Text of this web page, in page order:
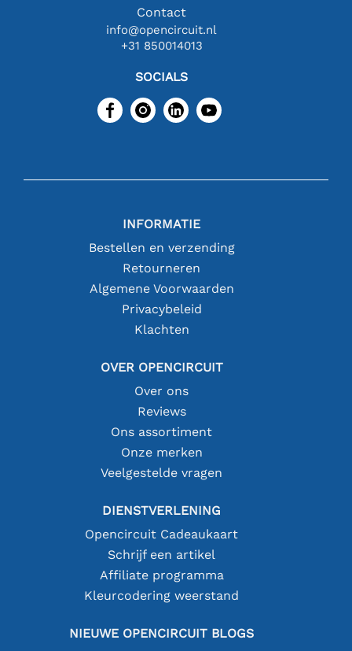
Contact
info@opencircuit.nl
+31 850014013
SOCIALS
INFORMATIE
Bestellen en verzending
Retourneren
Algemene Voorwaarden
Privacybeleid
Klachten
OVER OPENCIRCUIT
Over ons
Reviews
Ons assortiment
Onze merken
Veelgestelde vragen
DIENSTVERLENING
Opencircuit Cadeaukaart
Schrijf een artikel
Affiliate programma
Kleurcodering weerstand
NIEUWE OPENCIRCUIT BLOGS